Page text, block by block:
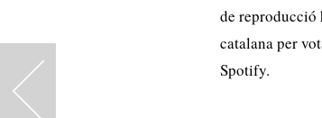
<
de reproducció
catalana per
Spotify.